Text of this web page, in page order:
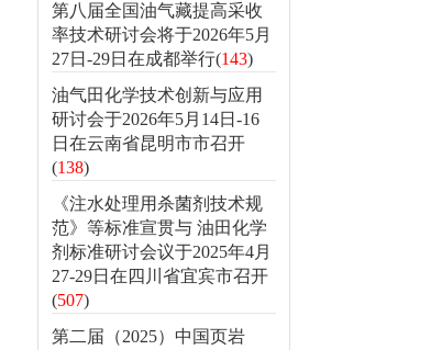
第八届全国油气藏提高采收
率技术研讨会将于2026年5月
27日-29日在成都举行(143)
油气田化学技术创新与应用
研讨会于2026年5月14日-16
日在云南省昆明市市召开
(138)
《注水处理用杀菌剂技术规
范》等标准宣贯与 油田化学
剂标准研讨会议于2025年4月
27-29日在四川省宜宾市召开
(507)
第二届（2025）中国页岩